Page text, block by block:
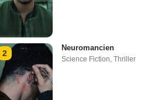
2
Neuromancien
Science Fiction, Thriller